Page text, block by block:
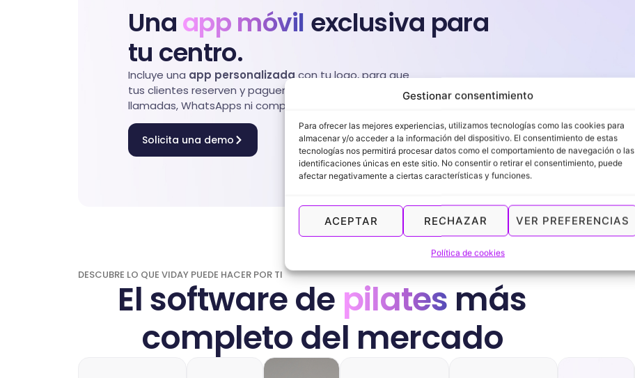
Gestionar consentimiento
Para ofrecer las mejores experiencias, utilizamos tecnologías como las cookies para
almacenar y/o acceder a la información del dispositivo. El consentimiento de estas
tecnologías nos permitirá procesar datos como el comportamiento de navegación o las
identificaciones únicas en este sitio. No consentir o retirar el consentimiento, puede
afectar negativamente a ciertas características y funciones.
ACEPTAR RECHAZAR VER PREFERENCIAS
Política de cookies
Unaapp móvil exclusiva para
tu centro.
Incluye una app personalizada con tu logo, para que
tus clientes reserven y paguen online 24/7 sin
llamadas, WhatsApps ni complicaciones.
Solicita una demo
DESCUBRE LO QUE VIDAY PUEDE HACER POR TI
El software de pilates más
completo del mercado